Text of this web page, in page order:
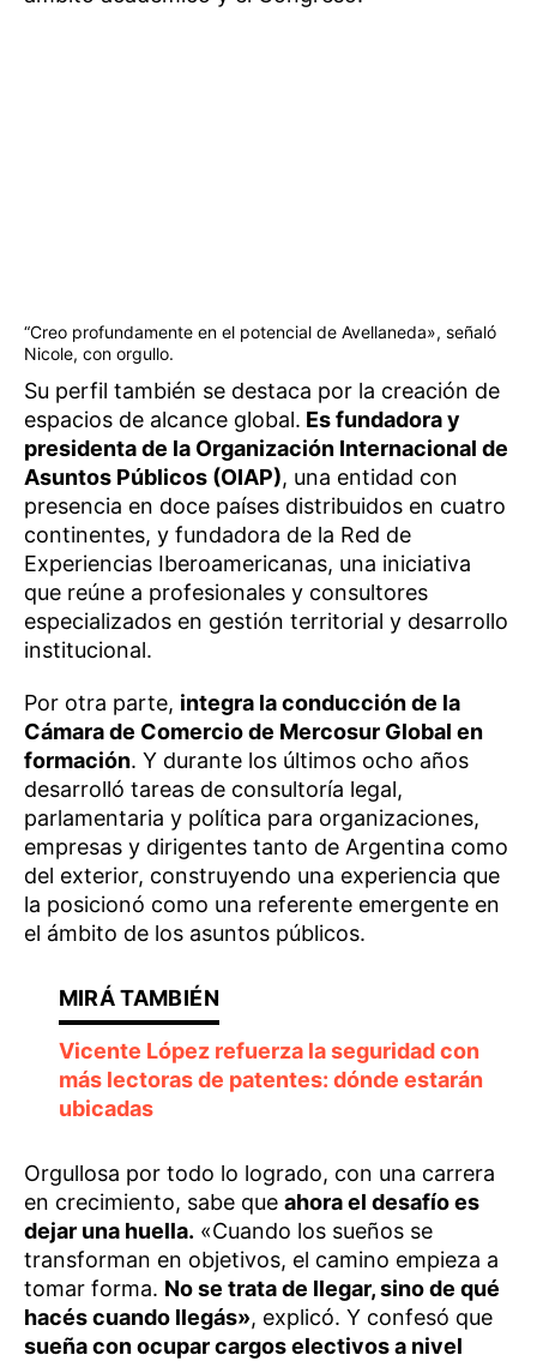
“Creo profundamente en el potencial de Avellaneda», señaló
Nicole, con orgullo.
Su perfil también se destaca por la creación de
espacios de alcance global. Es fundadora y
presidenta de la Organización Internacional de
Asuntos Públicos (OIAP), una entidad con
presencia en doce países distribuidos en cuatro
continentes, y fundadora de la Red de
Experiencias Iberoamericanas, una iniciativa
que reúne a profesionales y consultores
especializados en gestión territorial y desarrollo
institucional.
Por otra parte, integra la conducción de la
Cámara de Comercio de Mercosur Global en
formación. Y durante los últimos ocho años
desarrolló tareas de consultoría legal,
parlamentaria y política para organizaciones,
empresas y dirigentes tanto de Argentina como
del exterior, construyendo una experiencia que
la posicionó como una referente emergente en
el ámbito de los asuntos públicos.
Vicente López refuerza la seguridad con
más lectoras de patentes: dónde estarán
ubicadas
Orgullosa por todo lo logrado, con una carrera
en crecimiento, sabe que ahora el desafío es
dejar una huella. «Cuando los sueños se
transforman en objetivos, el camino empieza a
tomar forma. No se trata de llegar, sino de qué
hacés cuando llegás», explicó. Y confesó que
sueña con ocupar cargos electivos a nivel